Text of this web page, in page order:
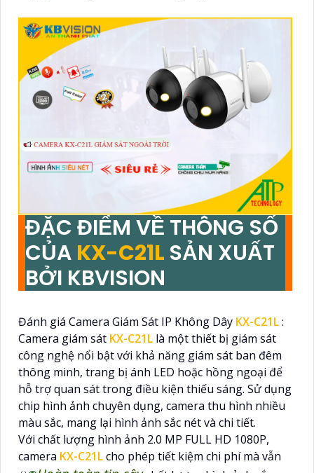
ĐẶC ĐIỂM VỀ THÔNG SỐ
CỦA KX-C21L SẢN XUẤT
BỞI KBVISION
Đánh giá Camera Giám Sát IP Không Dây KX-C21L:
Camera giám sát KX-C21L là một thiết bị giám sát
công nghệ nổi bật với khả năng giám sát ban đêm
thông minh, trang bị ánh LED hoặc hồng ngoại để
hỗ trợ quan sát trong điều kiện thiếu sáng. Sử dụng
chip hình ảnh chuyên dụng, camera thu hình nhiều
màu sắc, mang lại hình ảnh sắc nét và chi tiết.
Với chất lượng hình ảnh 2.0 MP FULL HD 1080P,
camera KX-C21Lcho phép tiết kiệm chi phí mà vẫn